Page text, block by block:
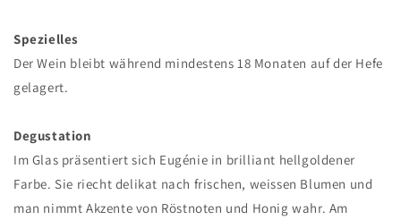
Spezielles
Der Wein bleibt während mindestens 18 Monaten auf der Hefe
gelagert.
Degustation
Im Glas präsentiert sich Eugénie in brilliant hellgoldener
Farbe. Sie riecht delikat nach frischen, weissen Blumen und
man nimmt Akzente von Röstnoten und Honig wahr. Am